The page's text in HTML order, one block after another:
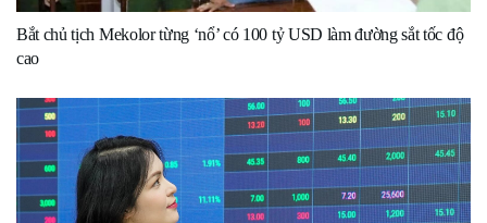
Bắt chủ tịch Mekolor từng ‘nổ’ có 100 tỷ USD làm đường sắt tốc độ
cao